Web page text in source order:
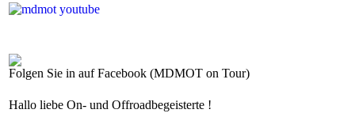
Folgen Sie in auf Facebook (MDMOT on Tour)
Hallo liebe On- und Offroadbegeisterte !